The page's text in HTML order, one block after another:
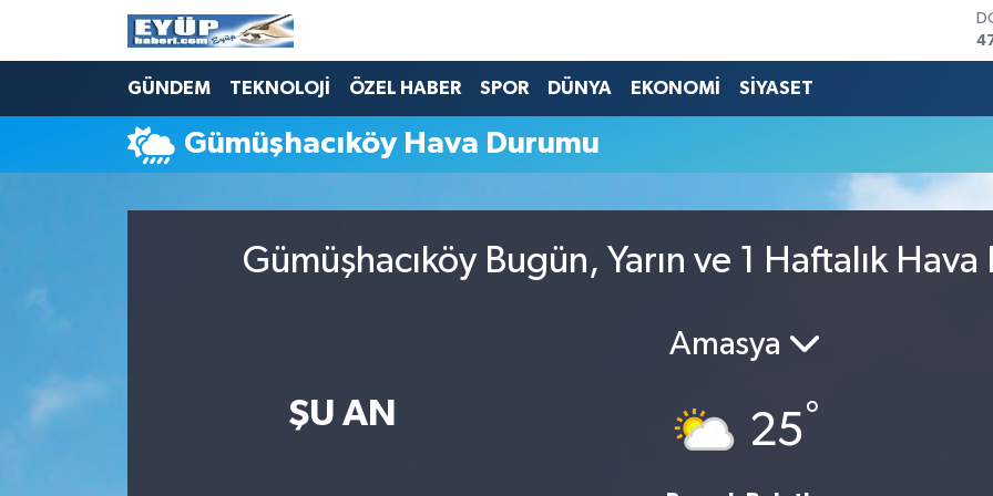
GÜNDEM TEKNOLOJİ ÖZEL HABER SPOR DÜNYA EKONOMİ SİYASET
Gümüşhacıköy Hava Durumu
Gümüşhacıköy Bugün, Yarın ve 1 Haftalık
ŞU AN
Amasya
25°